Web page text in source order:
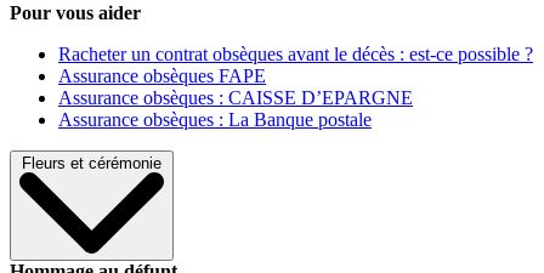
Pour vous aider
Racheter un contrat obsèques avant le décès : est-ce possible ?
Assurance obsèques FAPE
Assurance obsèques : CAISSE D’EPARGNE
Assurance obsèques : La Banque postale
Fleurs et cérémonie